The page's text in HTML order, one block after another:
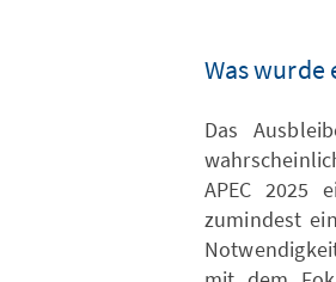
Was wurde
Das
APEC 2025
zumindest